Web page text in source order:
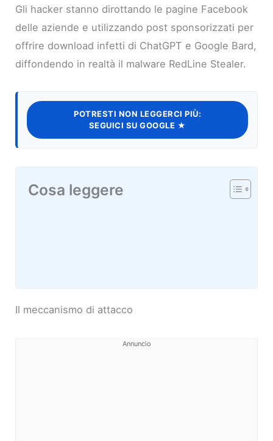
Gli hacker stanno dirottando le pagine Facebook
delle aziende e utilizzando post sponsorizzati per
offrire download infetti di ChatGPT e Google Bard,
diffondendo in realtà il malware RedLine Stealer.
POTRESTI NON LEGGERCI PIÙ:
SEGUICI SU GOOGLE ★
Cosa leggere
Il meccanismo di attacco
Annuncio